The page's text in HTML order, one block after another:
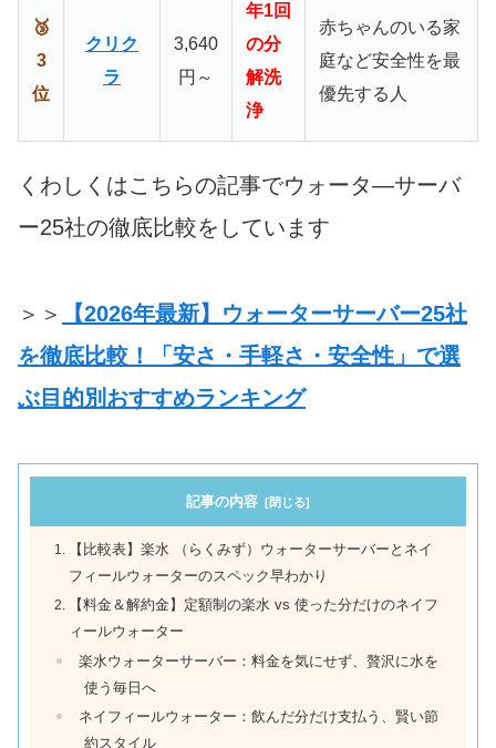
🥉
3
位
クリク
ラ
3,640
円～
年1回
の分
解洗
浄
赤ちゃんのいる家
庭など安全性を最
優先する人
くわしくはこちらの記事でウォータ―サーバ
ー25社の徹底比較をしています
＞＞
【2026年最新】ウォーターサーバー25社
を徹底比較！「安さ・手軽さ・安全性」で選
ぶ目的別おすすめランキング
記事の内容
【比較表】楽水 （らくみず）ウォーターサーバーとネイ
フィールウォーターのスペック早わかり
【料金＆解約金】定額制の楽水 vs 使った分だけのネイフ
ィールウォーター
楽水ウォーターサーバー：料金を気にせず、贅沢に水を
使う毎日へ
ネイフィールウォーター：飲んだ分だけ支払う、賢い節
約スタイル